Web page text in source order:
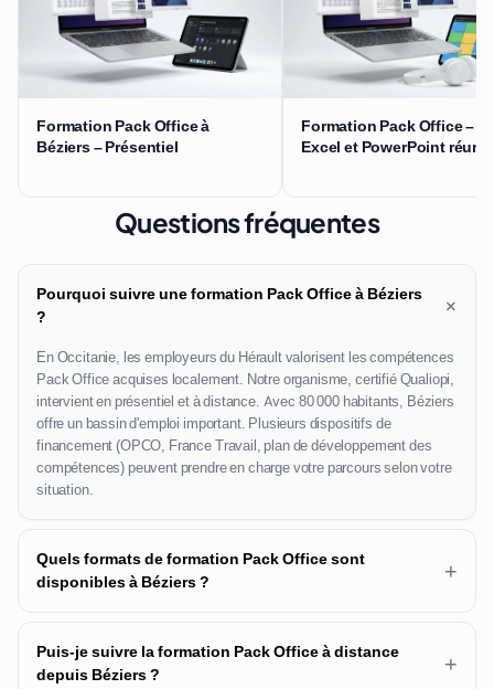
Formation Pack Office à
Béziers – Présentiel
Formation Pack Office –
Excel et PowerPoint réunis
Questions fréquentes
Pourquoi suivre une formation Pack Office à Béziers
?
+
En Occitanie, les employeurs du Hérault valorisent les compétences
Pack Office acquises localement. Notre organisme, certifié Qualiopi,
intervient en présentiel et à distance. Avec 80 000 habitants, Béziers
offre un bassin d'emploi important. Plusieurs dispositifs de
financement (OPCO, France Travail, plan de développement des
compétences) peuvent prendre en charge votre parcours selon votre
situation.
Quels formats de formation Pack Office sont
disponibles à Béziers ?
+
Puis-je suivre la formation Pack Office à distance
depuis Béziers ?
+